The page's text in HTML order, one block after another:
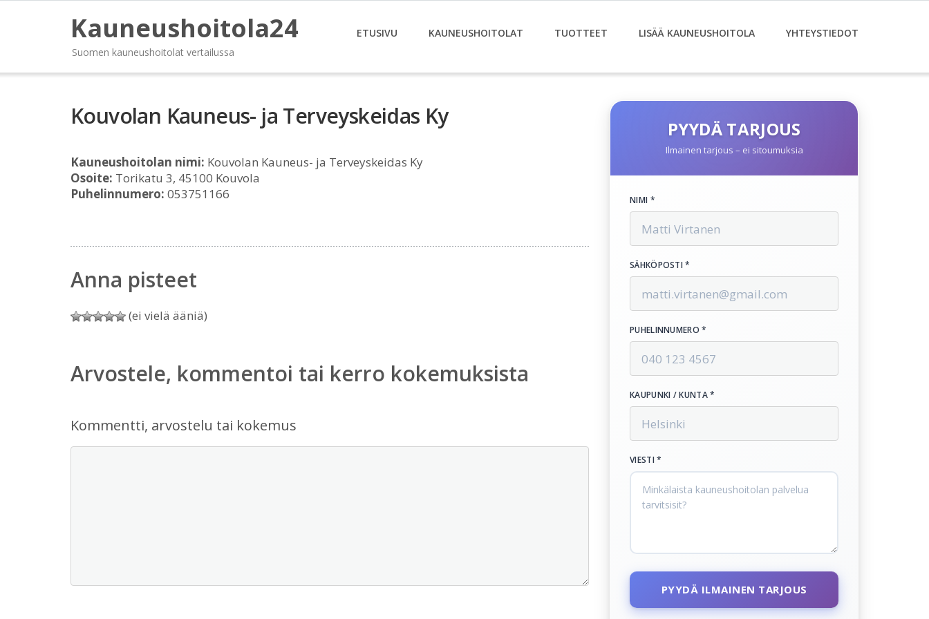
Kauneushoitola24
Suomen kauneushoitolat vertailussa
ETUSIVU KAUNEUSHOITOLAT TUOTTEET LISÄÄ KAUNEUSHOITOLA YHTEYSTIEDOT
Kouvolan Kauneus- ja Terveyskeidas Ky
Kauneushoitolan nimi: Kouvolan Kauneus- ja Terveyskeidas Ky
Osoite: Torikatu 3, 45100 Kouvola
Puhelinnumero: 053751166
Anna pisteet
(ei vielä ääniä)
Arvostele, kommentoi tai kerro kokemuksista
Kommentti, arvostelu tai kokemus
PYYDÄ TARJOUS
Ilmainen tarjous – ei sitoumuksia
NIMI *
SÄHKÖPOSTI *
PUHELINNUMERO *
KAUPUNKI / KUNTA *
VIESTI *
PYYDÄ ILMAINEN TARJOUS